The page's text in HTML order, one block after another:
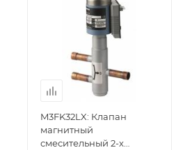
M3FK32LX: Клапан
магнитный
смесительный 2-х